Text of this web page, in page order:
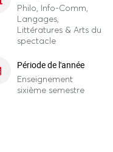
Philo, Info-Comm,
Langages,
Littératures & Arts du
spectacle
Période de l'année
Enseignement
sixième semestre